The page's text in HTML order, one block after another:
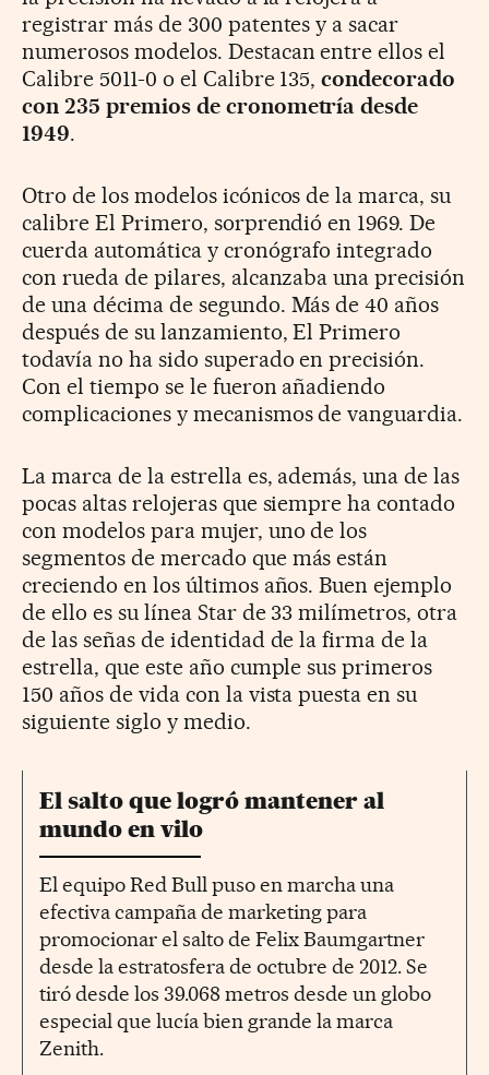
registrar más de 300 patentes y a sacar
numerosos modelos. Destacan entre ellos el
Calibre 5011-0 o el Calibre 135,condecorado
con 235 premios de cronometría desde
1949.
Otro de los modelos icónicos de la marca, su
calibre El Primero, sorprendió en 1969. De
cuerda automática y cronógrafo integrado
con rueda de pilares, alcanzaba una precisión
de una décima de segundo. Más de 40 años
después de su lanzamiento, El Primero
todavía no ha sido superado en precisión.
Con el tiempo se le fueron añadiendo
complicaciones y mecanismos de vanguardia.
La marca de la estrella es, además, una de las
pocas altas relojeras que siempre ha contado
con modelos para mujer, uno de los
segmentos de mercado que más están
creciendo en los últimos años. Buen ejemplo
de ello es su línea Star de 33 milímetros, otra
de las señas de identidad de la firma de la
estrella, que este año cumple sus primeros
150 años de vida con la vista puesta en su
siguiente siglo y medio.
El salto que logró mantener al
mundo en vilo
El equipo Red Bull puso en marcha una
efectiva campaña de marketing para
promocionar el salto de Felix Baumgartner
desde la estratosfera de octubre de 2012. Se
tiró desde los 39.068 metros desde un globo
especial que lucía bien grande la marca
Zenith.